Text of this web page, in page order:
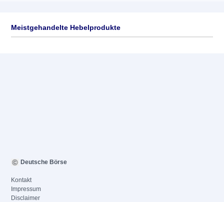
Meistgehandelte Hebelprodukte
Deutsche Börse
Kontakt
Impressum
Disclaimer